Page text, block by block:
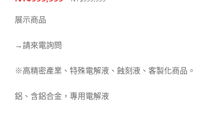
展示商品
→請來電詢問
※高精密產業、特殊電解液、蝕刻液、客製化商品。
鋁、含鋁合金，專用電解液